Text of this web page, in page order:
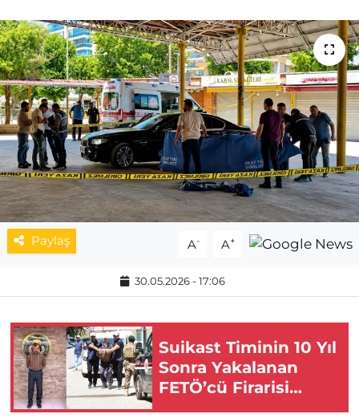
Paylaş A- A+
30.05.2026 - 17:06
Suikast Timinin 10 Yıl
Sonra Yakalanan
FETÖ’cü Firarisi
İtirafçı Oldu!
SPOR
MAGAZİN
ESKİŞEHİRSPOR